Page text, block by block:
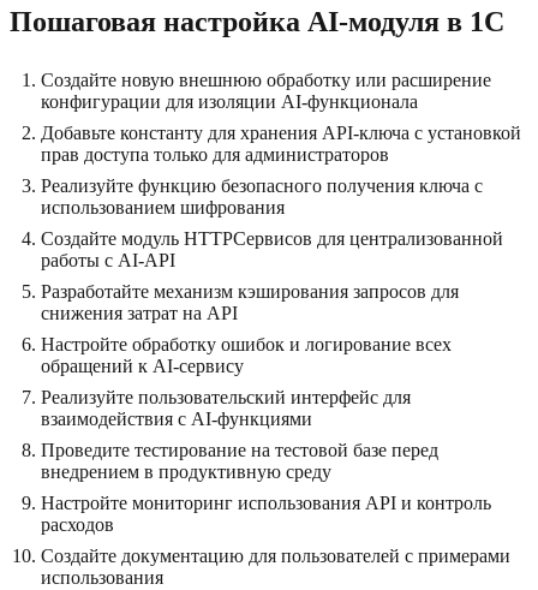
Пошаговая настройка AI-модуля в 1C
Создайте новую внешнюю обработку или расширение
конфигурации для изоляции AI-функционала
Добавьте константу для хранения API-ключа с установкой
прав доступа только для администраторов
Реализуйте функцию безопасного получения ключа с
использованием шифрования
Создайте модуль HTTPСервисов для централизованной
работы с AI-API
Разработайте механизм кэширования запросов для
снижения затрат на API
Настройте обработку ошибок и логирование всех
обращений к AI-сервису
Реализуйте пользовательский интерфейс для
взаимодействия с AI-функциями
Проведите тестирование на тестовой базе перед
внедрением в продуктивную среду
Настройте мониторинг использования API и контроль
расходов
Создайте документацию для пользователей с примерами
использования